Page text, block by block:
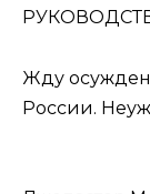
Жду
России.